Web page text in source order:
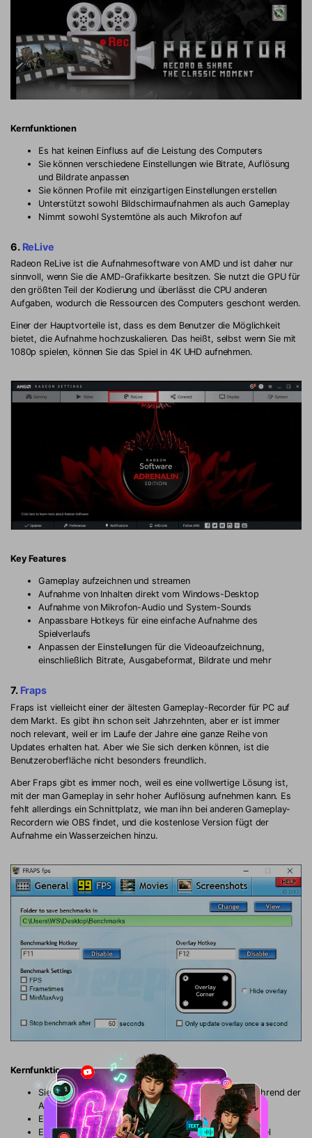
Kernfunktionen
Es hat keinen Einfluss auf die Leistung des Computers
Sie können verschiedene Einstellungen wie Bitrate, Auflösung
und Bildrate anpassen
Sie können Profile mit einzigartigen Einstellungen erstellen
Unterstützt sowohl Bildschirmaufnahmen als auch Gameplay
Nimmt sowohl Systemtöne als auch Mikrofon auf
6. ReLive
Radeon ReLive ist die Aufnahmesoftware von AMD und ist daher nur
sinnvoll, wenn Sie die AMD-Grafikkarte besitzen. Sie nutzt die GPU für
den größten Teil der Kodierung und überlässt die CPU anderen
Aufgaben, wodurch die Ressourcen des Computers geschont werden.
Einer der Hauptvorteile ist, dass es dem Benutzer die Möglichkeit
bietet, die Aufnahme hochzuskalieren. Das heißt, selbst wenn Sie mit
1080p spielen, können Sie das Spiel in 4K UHD aufnehmen.
Key Features
Gameplay aufzeichnen und streamen
Aufnahme von Inhalten direkt vom Windows-Desktop
Aufnahme von Mikrofon-Audio und System-Sounds
Anpassbare Hotkeys für eine einfache Aufnahme des
Spielverlaufs
Anpassen der Einstellungen für die Videoaufzeichnung,
einschließlich Bitrate, Ausgabeformat, Bildrate und mehr
7. Fraps
Fraps ist vielleicht einer der ältesten Gameplay-Recorder für PC auf
dem Markt. Es gibt ihn schon seit Jahrzehnten, aber er ist immer
noch relevant, weil er im Laufe der Jahre eine ganze Reihe von
Updates erhalten hat. Aber wie Sie sich denken können, ist die
Benutzeroberfläche nicht besonders freundlich.
Aber Fraps gibt es immer noch, weil es eine vollwertige Lösung ist,
mit der man Gameplay in sehr hoher Auflösung aufnehmen kann. Es
fehlt allerdings ein Schnittplatz, wie man ihn bei anderen Gameplay-
Recordern wie OBS findet, und die kostenlose Version fügt der
Aufnahme ein Wasserzeichen hinzu.
Kernfunktionen
Sie können die Bildrate pro Sekunde sehen, die Sie während der
Aufnahme verwenden
Es nimmt auch Mikrofonton und Computertöne auf
Es ist sowohl mit Windows als auch mit Mac kompatibel